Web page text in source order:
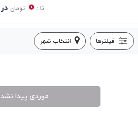
تا : 0 تومان در
فیلترها انتخاب شهر
موردی پیدا نشد